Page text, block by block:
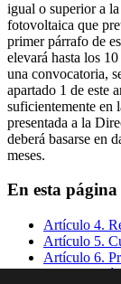
igual o superior a
fotovoltaica que
primer párrafo de
elevará hasta los
una convocatoria,
apartado 1 de este
suficientemente en
presentada a la
deberá basarse en
meses.
En esta página
Artículo 4.
Artículo 5.
Artículo 6.